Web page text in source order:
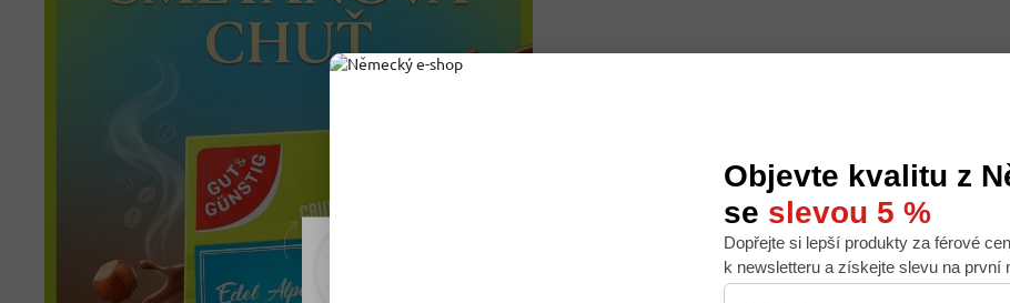
Rádi vám upravujeme nabídku na míru, ale abychom to zvládli, používáme k
tomu soubory cookie. Používáním tohoto webu s tím souhlasíte.
Objevte kvalitu z
se slevou 5 %
Dopřejte si lepší produkty za férové
k newsletteru a získejte slevu na první